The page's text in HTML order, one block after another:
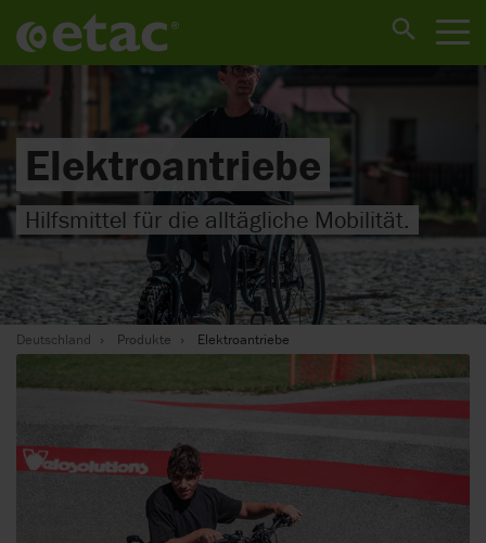
Elektroantriebe
Hilfsmittel für die alltägliche Mobilität.
Deutschland Produkte Elektroantriebe